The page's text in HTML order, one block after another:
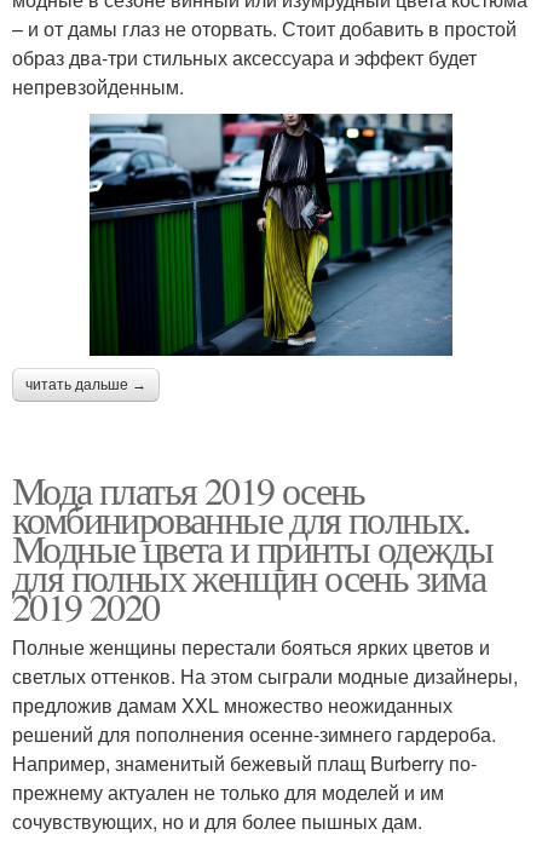
– и от дамы глаз не оторвать. Стоит добавить в простой
образ два-три стильных аксессуара и эффект будет
непревзойденным.
читать дальше →
Мода платья 2019 осень
комбинированные для полных.
Модные цвета и принты одежды
для полных женщин осень зима
2019 2020
Полные женщины перестали бояться ярких цветов и
светлых оттенков. На этом сыграли модные дизайнеры,
предложив дамам XXL множество неожиданных
решений для пополнения осенне-зимнего гардероба.
Например, знаменитый бежевый плащ Burberry по-
прежнему актуален не только для моделей и им
сочувствующих, но и для более пышных дам.